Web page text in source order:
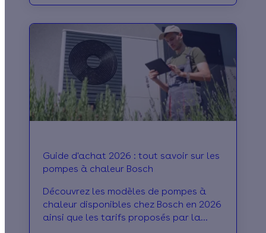
Guide d'achat 2026 : tout savoir sur les
pompes à chaleur Bosch
Découvrez les modèles de pompes à
chaleur disponibles chez Bosch en 2026
ainsi que les tarifs proposés par la